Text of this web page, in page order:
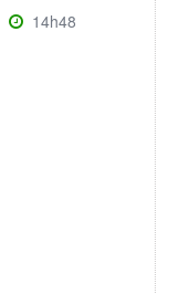
14h48